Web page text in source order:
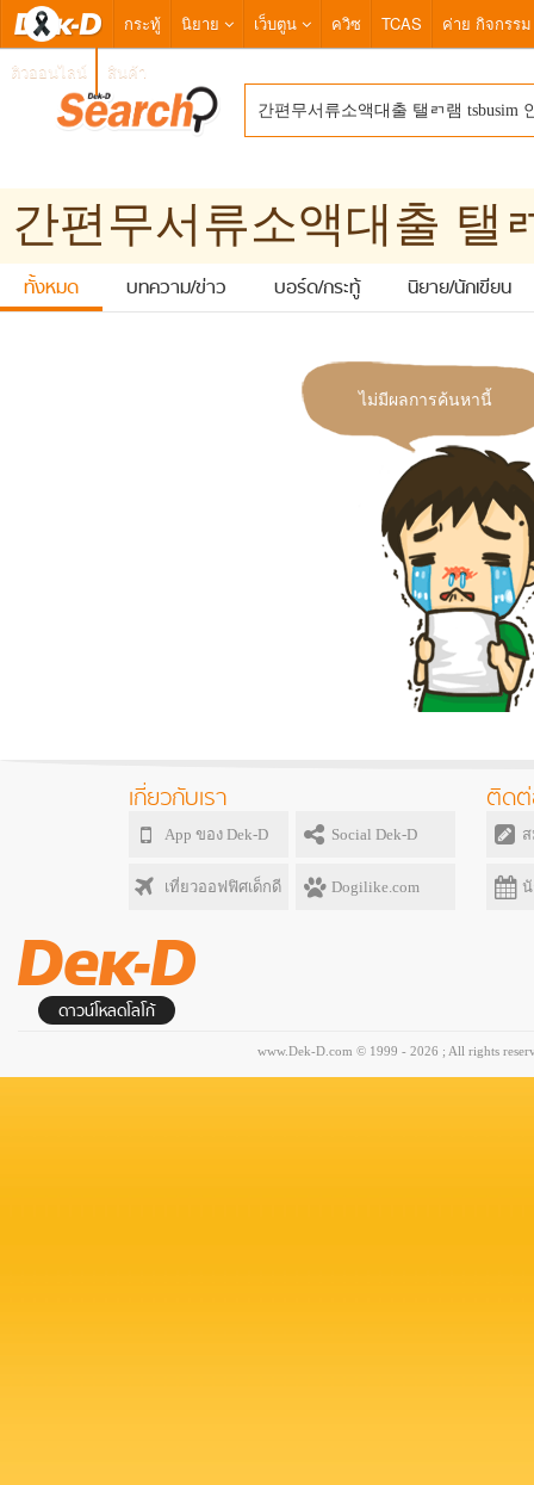
กระทู้ นิยาย เว็บตูน ควิซ TCAS ค่าย กิจกรรม
ติวออนไลน์ สินค้า
ทั้งหมด บทความ/ข่าว บอร์ด/กระทู้ นิยาย/นักเขียน
ไม่มีผลการค้นหานี้
เกี่ยวกับเรา
App ของ Dek-D Social Dek-D
เที่ยวออฟฟิศเด็กดี Dogilike.com
ติดต่
ดาวน์โหลดโลโก้
www.Dek-D.com © 1999 - 2026 ; All rights